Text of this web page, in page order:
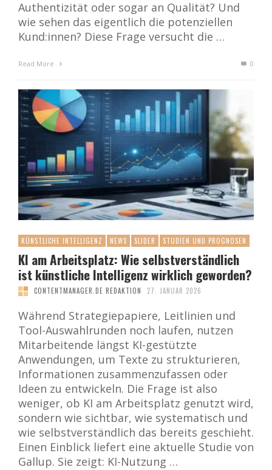
Authentizität oder sogar an Qualität? Und
wie sehen das eigentlich die potenziellen
Kund:innen? Diese Frage versucht die …
Read More 0
KÜNSTLICHE INTELLIGENZ NEWS SLIDER STUDIEN UND PROGNOSEN
KI am Arbeitsplatz: Wie selbstverständlich
ist künstliche Intelligenz wirklich geworden?
CONTENTMANAGER.DE REDAKTION 27. JANUAR 2026
Während Strategiepapiere, Leitlinien und
Tool-Auswahlrunden noch laufen, nutzen
Mitarbeitende längst KI-gestützte
Anwendungen, um Texte zu strukturieren,
Informationen zusammenzufassen oder
Ideen zu entwickeln. Die Frage ist also
weniger, ob KI am Arbeitsplatz genutzt wird,
sondern wie sichtbar, wie systematisch und
wie selbstverständlich das bereits geschieht.
Einen Einblick liefert eine aktuelle Studie von
Gallup. Sie zeigt: KI-Nutzung …